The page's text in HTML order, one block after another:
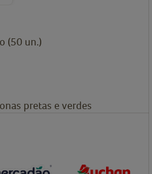
(50 un.)
pretas e verdes